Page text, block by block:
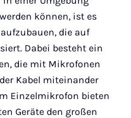
können, ist es
die auf
Dabei besteht ein
die mit Mikrofonen
Kabel miteinander
Einzelmikrofon bieten
Geräte den großen